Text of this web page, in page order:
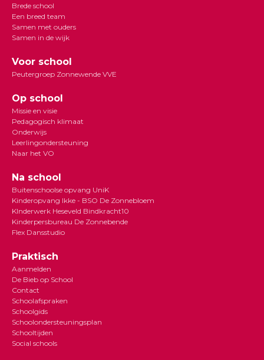
Brede school
Een breed team
Samen met ouders
Samen in de wijk
Voor school
Peutergroep Zonnewende VVE
Op school
Missie en visie
Pedagogisch klimaat
Onderwijs
Leerlingondersteuning
Naar het VO
Na school
Buitenschoolse opvang UniK
Kinderopvang Ikke - BSO De Zonnebloem
KInderwerk Heseveld Bindkracht10
Kinderpersbureau De Zonnebende
Flex Dansstudio
Praktisch
Aanmelden
De Bieb op School
Contact
Schoolafspraken
Schoolgids
Schoolondersteuningsplan
Schooltijden
Social schools